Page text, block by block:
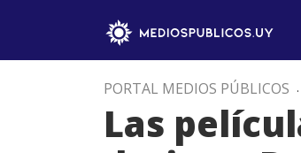
PORTAL MEDIOS PÚBLICOS .
Las